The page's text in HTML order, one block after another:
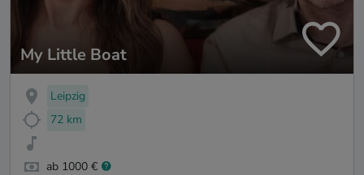
My Little Boat
Leipzig
72 km
ab 1000 €